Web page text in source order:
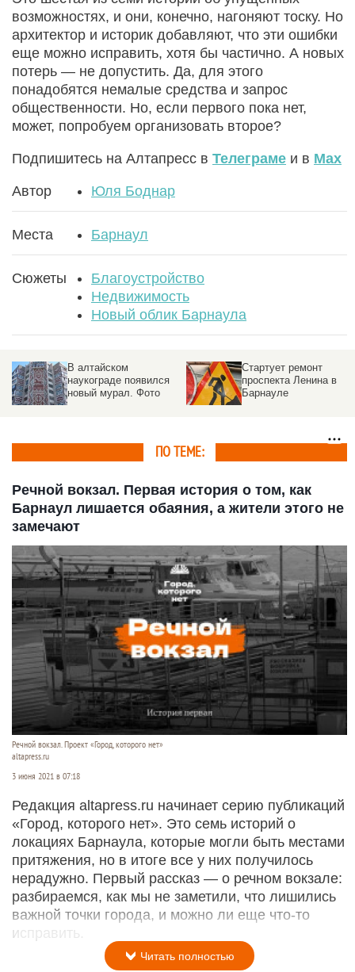
возможностях, и они, конечно, нагоняют тоску. Но
архитектор и историк добавляют, что эти ошибки
еще можно исправить, хотя бы частично. А новых
потерь — не допустить. Да, для этого
понадобятся немалые средства и запрос
общественности. Но, если первого пока нет,
может, попробуем организовать второе?
Подпишитесь на Алтапресс в Телеграме и в Max
Автор Юля Боднар
Места Барнаул
Сюжеты
Благоустройство
Недвижимость
Новый облик Барнаула
Стартует ремонт
проспекта Ленина в
Барнауле
Опубликовали итоги
голосования по выбору
общественных
ПО ТЕМЕ:
Речной вокзал. Первая история о том, как
Барнаул лишается обаяния, а жители этого не
замечают
Речной вокзал. Проект «Город, которого нет»
altapress.ru
3 июня 2021 в 07:18
Редакция altapress.ru начинает серию публикаций
«Город, которого нет». Это семь историй о
локациях Барнаула, которые могли быть местами
притяжения, но в итоге все у них получилось
нерадужно. Первый рассказ — о речном вокзале:
разбираемся, как мы не заметили, что лишились
важной точки города, и можно ли еще что-то
исправить.
Читать полностью